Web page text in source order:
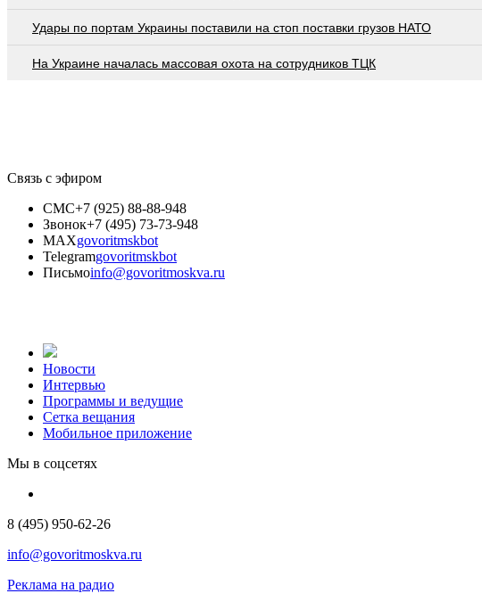
Удары по портам Украины поставили на стоп поставки грузов НАТО
На Украине началась массовая охота на сотрудников ТЦК
Связь с эфиром
СМС+7 (925) 88-88-948
Звонок+7 (495) 73-73-948
MAXgovoritmskbot
Telegramgovoritmskbot
Письмоinfo@govoritmoskva.ru
Новости
Интервью
Программы и ведущие
Сетка вещания
Мобильное приложение
Мы в соцсетях
8 (495) 950-62-26
info@govoritmoskva.ru
Реклама на радио